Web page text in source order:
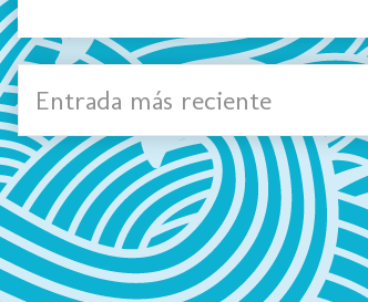
Entrada más reciente